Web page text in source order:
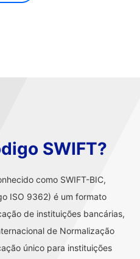
SWIFT?
como SWIFT-BIC,
ISO 9362) é um formato
de instituições bancárias,
de Normalização
único para instituições